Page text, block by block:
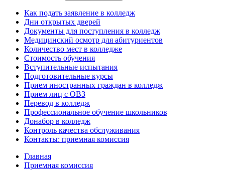
Как подать заявление в колледж
Дни открытых дверей
Документы для поступления в колледж
Медицинский осмотр для абитуриентов
Количество мест в колледже
Стоимость обучения
Вступительные испытания
Подготовительные курсы
Прием иностранных граждан в колледж
Прием лиц с ОВЗ
Перевод в колледж
Профессиональное обучение школьников
Донабор в колледж
Контроль качества обслуживания
Контакты: приемная комиссия
Главная
Приемная комиссия